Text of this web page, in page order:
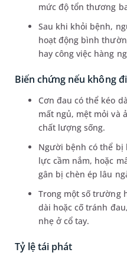
mức độ tổn thương
Sau khi khỏi bệnh,
hoạt động bình
hay công việc hàng
Biến chứng nếu không
Cơn đau có thể kéo
mất ngủ, mệt mỏi và
chất lượng sống.
Người bệnh có thể bị
lực cầm nắm, hoặc
gân bị chèn ép lâu
Trong một số trường
dài hoặc cố tránh
nhẹ ở cổ tay.
Tỷ lệ tái phát